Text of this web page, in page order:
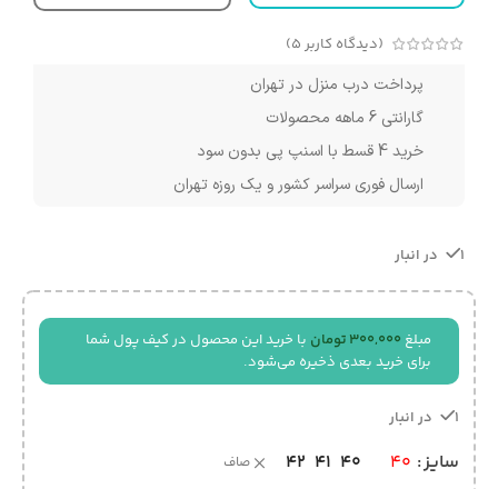
(دیدگاه کاربر 5
)
پرداخت درب منزل در تهران
گارانتی 6 ماهه محصولات
خرید 4 قسط با اسنپ پی بدون سود
ارسال فوری سراسر کشور و یک روزه تهران
1 در انبار
مبلغ 300,000 تومان با خرید این محصول در کیف پول شما
برای خرید بعدی ذخیره می‌شود.
1 در انبار
سایز 40
40
41
42 صاف